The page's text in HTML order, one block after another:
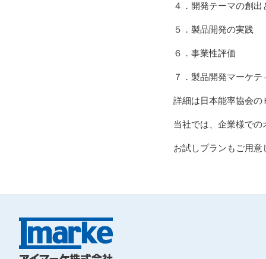
４．開発テーマの創
５．製品開発の実践
６．事業性評価
７．製品開発マーケ
詳細は日本能率協会
当社では、企業様で
お試しプランもご用